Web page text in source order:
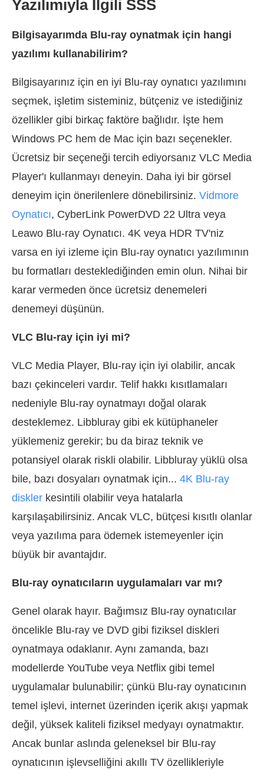
Yazılımıyla İlgili SSS
Bilgisayarımda Blu-ray oynatmak için hangi
yazılımı kullanabilirim?
Bilgisayarınız için en iyi Blu-ray oynatıcı yazılımını
seçmek, işletim sisteminiz, bütçeniz ve istediğiniz
özellikler gibi birkaç faktöre bağlıdır. İşte hem
Windows PC hem de Mac için bazı seçenekler.
Ücretsiz bir seçeneği tercih ediyorsanız VLC Media
Player'ı kullanmayı deneyin. Daha iyi bir görsel
deneyim için önerilenlere dönebilirsiniz. Vidmore
Oynatıcı, CyberLink PowerDVD 22 Ultra veya
Leawo Blu-ray Oynatıcı. 4K veya HDR TV'niz
varsa en iyi izleme için Blu-ray oynatıcı yazılımının
bu formatları desteklediğinden emin olun. Nihai bir
karar vermeden önce ücretsiz denemeleri
denemeyi düşünün.
VLC Blu-ray için iyi mi?
VLC Media Player, Blu-ray için iyi olabilir, ancak
bazı çekinceleri vardır. Telif hakkı kısıtlamaları
nedeniyle Blu-ray oynatmayı doğal olarak
desteklemez. Libbluray gibi ek kütüphaneler
yüklemeniz gerekir; bu da biraz teknik ve
potansiyel olarak riskli olabilir. Libbluray yüklü olsa
bile, bazı dosyaları oynatmak için... 4K Blu-ray
diskler kesintili olabilir veya hatalarla
karşılaşabilirsiniz. Ancak VLC, bütçesi kısıtlı olanlar
veya yazılıma para ödemek istemeyenler için
büyük bir avantajdır.
Blu-ray oynatıcıların uygulamaları var mı?
Genel olarak hayır. Bağımsız Blu-ray oynatıcılar
öncelikle Blu-ray ve DVD gibi fiziksel diskleri
oynatmaya odaklanır. Aynı zamanda, bazı
modellerde YouTube veya Netflix gibi temel
uygulamalar bulunabilir; çünkü Blu-ray oynatıcının
temel işlevi, internet üzerinden içerik akışı yapmak
değil, yüksek kaliteli fiziksel medyayı oynatmaktır.
Ancak bunlar aslında geleneksel bir Blu-ray
oynatıcının işlevselliğini akıllı TV özellikleriyle